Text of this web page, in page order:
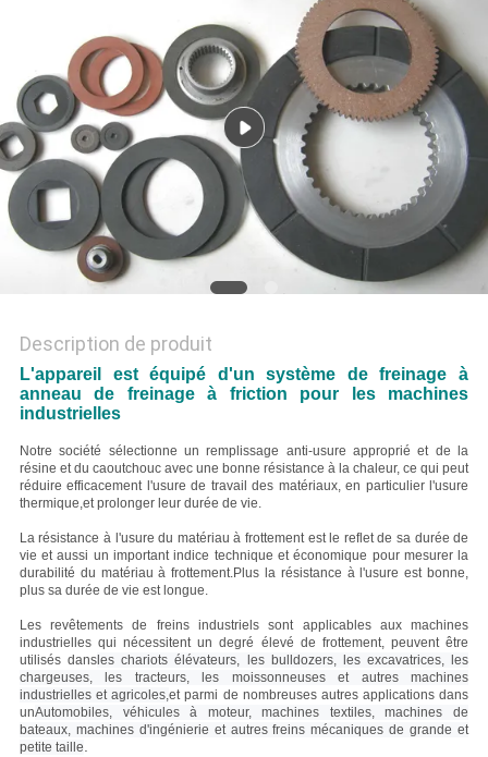
PRIVACY
POLICY
Description de produit
L'appareil est équipé d'un système de freinage à
anneau de freinage à friction pour les machines
industrielles
Notre société sélectionne un remplissage anti-usure approprié et de la
résine et du caoutchouc avec une bonne résistance à la chaleur, ce qui peut
réduire efficacement l'usure de travail des matériaux, en particulier l'usure
thermique,et prolonger leur durée de vie.
La résistance à l'usure du matériau à frottement est le reflet de sa durée de
vie et aussi un important indice technique et économique pour mesurer la
durabilité du matériau à frottement.Plus la résistance à l'usure est bonne,
plus sa durée de vie est longue.
Les revêtements de freins industriels sont applicables aux machines
industrielles qui nécessitent un degré élevé de frottement, peuvent être
utilisés dans les chariots élévateurs, les bulldozers, les excavatrices, les
chargeuses, les tracteurs, les moissonneuses et autres machines
industrielles et agricoles,et parmi de nombreuses autres applications dans
unAutomobiles, véhicules à moteur, machines textiles, machines de
bateaux, machines d'ingénierie et autres freins mécaniques de grande et
petite taille.